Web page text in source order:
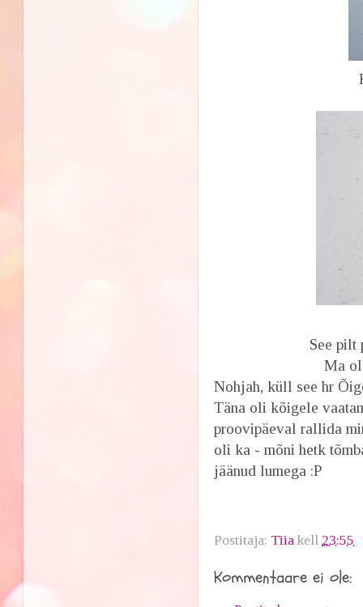
See pilt
Ma
Nohjah, küll see hr
Täna oli kõigele
proovipäeval rallida
oli ka - mõni hetk
jäänud lumega :P
Postitaja: Tiia kell 23:55
Kommentaare ei ole: